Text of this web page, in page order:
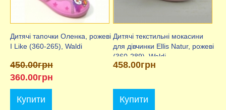
Дитячі тапочки Оленка, рожеві
I Like (360-265), Waldi
450.00грн
360.00грн
Купити
Дитячі текстильні мокасини
для дівчинки Ellis Natur, рожеві
(360-289), Waldi
458.00грн
Купити